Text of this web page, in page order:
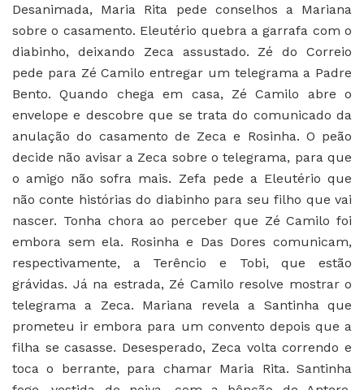
Desanimada, Maria Rita pede conselhos a Mariana
sobre o casamento. Eleutério quebra a garrafa com o
diabinho, deixando Zeca assustado. Zé do Correio
pede para Zé Camilo entregar um telegrama a Padre
Bento. Quando chega em casa, Zé Camilo abre o
envelope e descobre que se trata do comunicado da
anulação do casamento de Zeca e Rosinha. O peão
decide não avisar a Zeca sobre o telegrama, para que
o amigo não sofra mais. Zefa pede a Eleutério que
não conte histórias do diabinho para seu filho que vai
nascer. Tonha chora ao perceber que Zé Camilo foi
embora sem ela. Rosinha e Das Dores comunicam,
respectivamente, a Terêncio e Tobi, que estão
grávidas. Já na estrada, Zé Camilo resolve mostrar o
telegrama a Zeca. Mariana revela a Santinha que
prometeu ir embora para um convento depois que a
filha se casasse. Desesperado, Zeca volta correndo e
toca o berrante, para chamar Maria Rita. Santinha